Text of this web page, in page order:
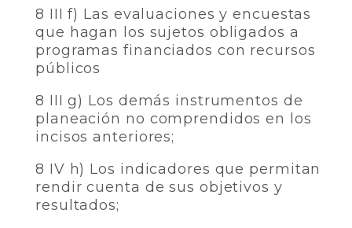
8 III f) Las evaluaciones y encuestas
que hagan los sujetos obligados a
programas financiados con recursos
públicos
8 III g) Los demás instrumentos de
planeación no comprendidos en los
incisos anteriores;
8 IV h) Los indicadores que permitan
rendir cuenta de sus objetivos y
resultados;